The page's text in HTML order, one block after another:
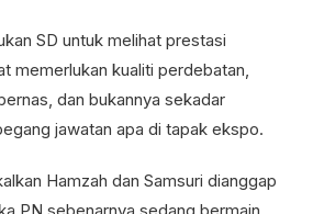
SD untuk melihat prestasi
memerlukan kualiti perdebatan,
dan bukannya sekadar
jawatan apa di tapak ekspo.
Hamzah dan Samsuri dianggap